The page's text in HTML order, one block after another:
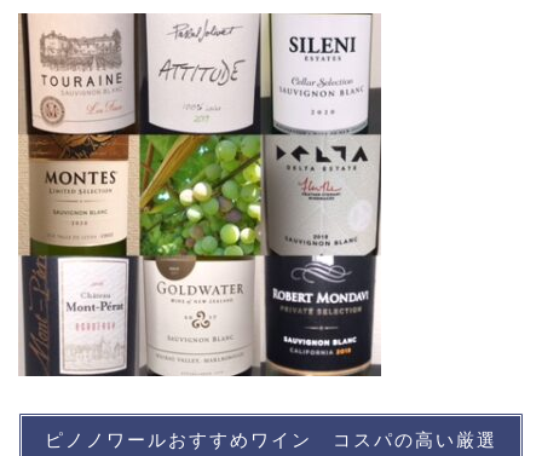
ピノノワールおすすめワイン コスパの高い厳選